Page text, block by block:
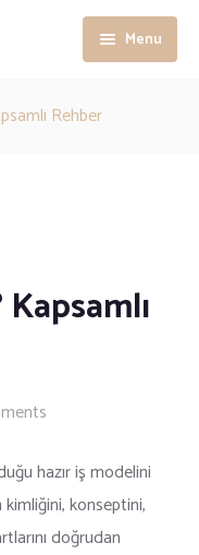
Menu
Rehber
hazır iş modelini
kimliğini, konseptini,
doğrudan